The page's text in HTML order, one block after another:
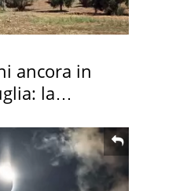
ancora in
la